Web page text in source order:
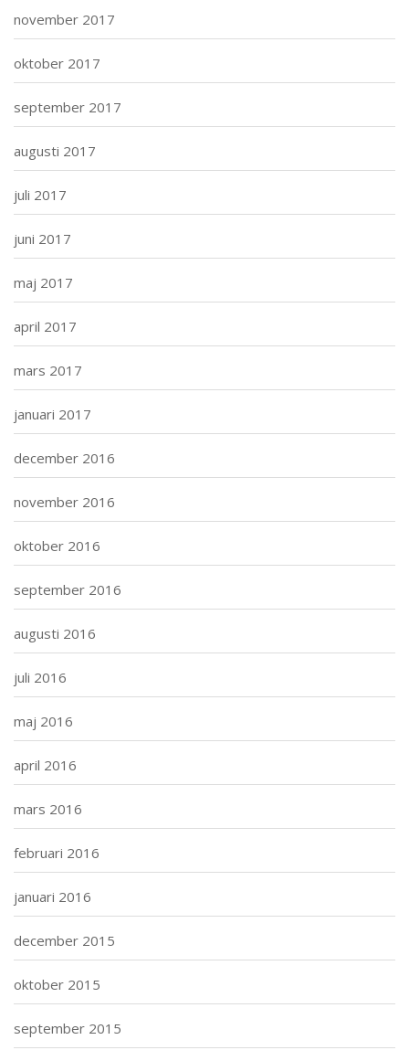
november 2017
oktober 2017
september 2017
augusti 2017
juli 2017
juni 2017
maj 2017
april 2017
mars 2017
januari 2017
december 2016
november 2016
oktober 2016
september 2016
augusti 2016
juli 2016
maj 2016
april 2016
mars 2016
februari 2016
januari 2016
december 2015
oktober 2015
september 2015